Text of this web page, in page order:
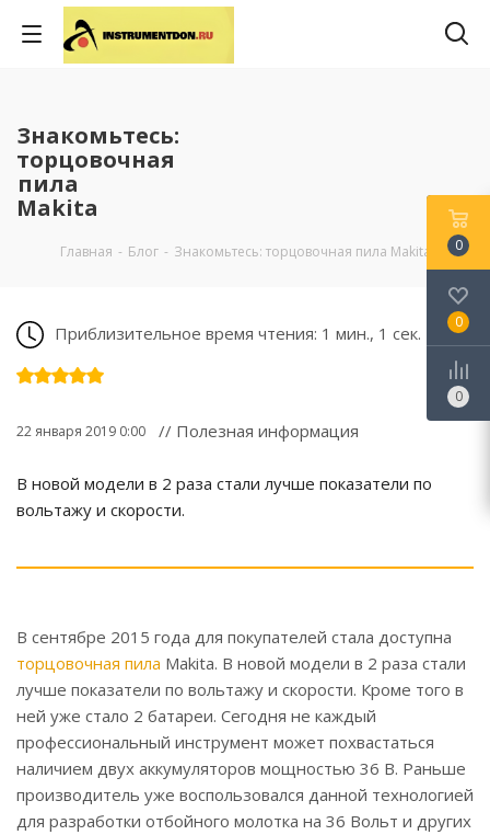
Знакомьтесь:
торцовочная
пила
Makita
Главная - Блог - Знакомьтесь: торцовочная пила Makita
Приблизительное время чтения: 1 мин., 1 сек.
22 января 2019 0:00 // Полезная информация
В новой модели в 2 раза стали лучше показатели по
вольтажу и скорости.
В сентябре 2015 года для покупателей стала доступна
торцовочная пила Makita. В новой модели в 2 раза стали
лучше показатели по вольтажу и скорости. Кроме того в
ней уже стало 2 батареи. Сегодня не каждый
профессиональный инструмент может похвастаться
наличием двух аккумуляторов мощностью 36 В. Раньше
производитель уже воспользовался данной технологией
для разработки отбойного молотка на 36 Вольт и других
0
0
0